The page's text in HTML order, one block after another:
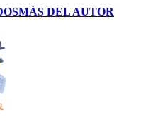
MÁS DEL AUTOR